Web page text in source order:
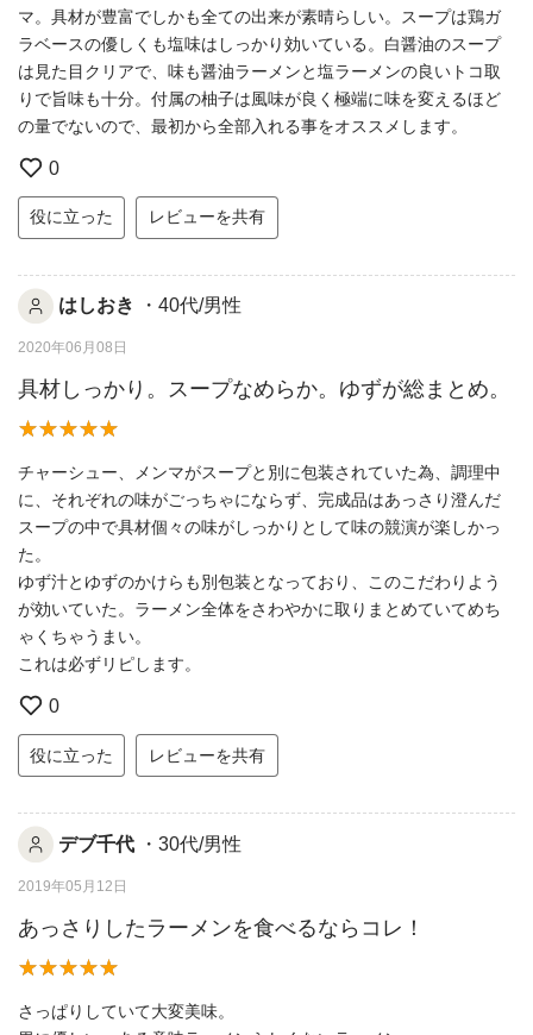
マ。具材が豊富でしかも全ての出来が素晴らしい。スープは鶏ガ
ラベースの優しくも塩味はしっかり効いている。白醤油のスープ
は見た目クリアで、味も醤油ラーメンと塩ラーメンの良いトコ取
りで旨味も十分。付属の柚子は風味が良く極端に味を変えるほど
の量でないので、最初から全部入れる事をオススメします。
0
役に立った レビューを共有
はしおき ・40代/男性
2020年06月08日
具材しっかり。スープなめらか。ゆずが総まとめ。
チャーシュー、メンマがスープと別に包装されていた為、調理中
に、それぞれの味がごっちゃにならず、完成品はあっさり澄んだ
スープの中で具材個々の味がしっかりとして味の競演が楽しかっ
た。
ゆず汁とゆずのかけらも別包装となっており、このこだわりよう
が効いていた。ラーメン全体をさわやかに取りまとめていてめち
ゃくちゃうまい。
これは必ずリピします。
0
役に立った レビューを共有
デブ千代 ・30代/男性
2019年05月12日
あっさりしたラーメンを食べるならコレ！
さっぱりしていて大変美味。